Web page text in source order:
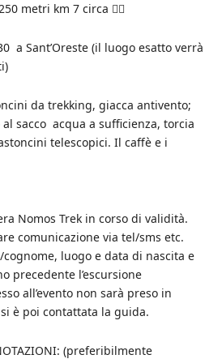
metri km 7 circa 🏃‍♂‍
a Sant’Oreste (il luogo esatto verrà
da trekking, giacca antivento;
sacco acqua a sufficienza, torcia
telescopici. Il caffè e i
Nomos Trek in corso di validità.
comunicazione via tel/sms etc.
luogo e data di nascita e
precedente l’escursione
all’evento non sarà preso in
è poi contattata la guida.
(preferibilmente